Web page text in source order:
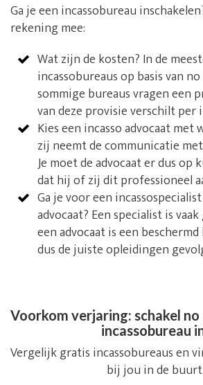
Ga je een incassobureau
rekening mee:
Wat zijn de kosten? In de
incassobureaus op basis van
sommige bureaus vragen een
van deze provisie verschilt per
Kies een incasso advocaat
zij neemt de communicatie
Je moet de advocaat er dus
dat hij of zij dit professioneel
Ga je voor een
advocaat? Een specialist is
een advocaat is een
dus de juiste opleidingen
Voorkom verjaring: schakel no
incassobureau
Vergelijk gratis incassobureaus en
bij jou in de buurt.